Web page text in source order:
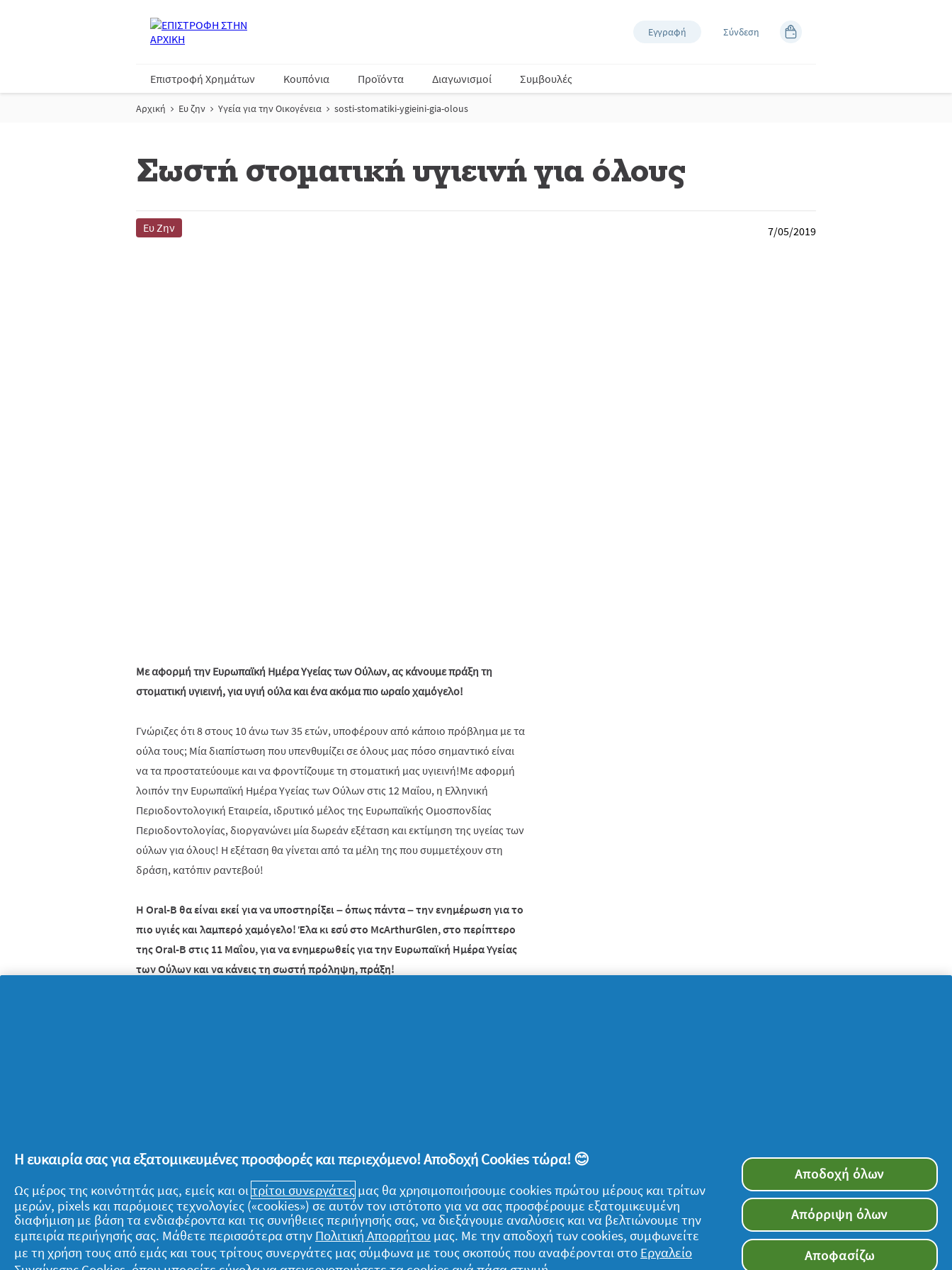
Εγγραφή Σύνδεση
Επιστροφή Χρημάτων Κουπόνια Προϊόντα Διαγωνισμοί Συμβουλές
Αρχική Ευ ζην Υγεία για την Οικογένεια sosti-stomatiki-ygieini-gia-olous
Σωστή στοματική υγιεινή για όλους
Ευ Ζην 7/05/2019
Με αφορμή την Ευρωπαϊκή Ημέρα Υγείας των Ούλων, ας κάνουμε πράξη τη
στοματική υγιεινή, για υγιή ούλα και ένα ακόμα πιο ωραίο χαμόγελο!
Γνώριζες ότι 8 στους 10 άνω των 35 ετών, υποφέρουν από κάποιο πρόβλημα με τα
ούλα τους; Μία διαπίστωση που υπενθυμίζει σε όλους μας πόσο σημαντικό είναι
να τα προστατεύουμε και να φροντίζουμε τη στοματική μας υγιεινή!Με αφορμή
λοιπόν την Ευρωπαϊκή Ημέρα Υγείας των Ούλων στις 12 Μαΐου, η Ελληνική
Περιοδοντολογική Εταιρεία, ιδρυτικό μέλος της Ευρωπαϊκής Ομοσπονδίας
Περιοδοντολογίας, διοργανώνει μία δωρεάν εξέταση και εκτίμηση της υγείας των
ούλων για όλους! Η εξέταση θα γίνεται από τα μέλη της που συμμετέχουν στη
δράση, κατόπιν ραντεβού!
Η Oral-B θα είναι εκεί για να υποστηρίξει – όπως πάντα – την ενημέρωση για το
πιο υγιές και λαμπερό χαμόγελο! Έλα κι εσύ στο McArthurGlen, στο περίπτερο
της Oral-B στις 11 Μαΐου, για να ενημερωθείς για την Ευρωπαϊκή Ημέρα Υγείας
των Ούλων και να κάνεις τη σωστή πρόληψη, πράξη!
Σχετικά με την P&G
Σχετικά με εμάς
Νομικά
Tα δεδομένα μου
Ακολουθήστε μας
Η ευκαιρία σας για εξατομικευμένες προσφορές και περιεχόμενο! Αποδοχή Cookies τώρα! 😊
Ως μέρος της κοινότητάς μας, εμείς και οιτρίτοι συνεργάτες μας θα χρησιμοποιήσουμε cookies πρώτου μέρους και τρίτων
μερών, pixels και παρόμοιες τεχνολογίες («cookies») σε αυτόν τον ιστότοπο για να σας προσφέρουμε εξατομικευμένη
διαφήμιση με βάση τα ενδιαφέροντα και τις συνήθειες περιήγησής σας, να διεξάγουμε αναλύσεις και να βελτιώνουμε την
εμπειρία περιήγησής σας. Μάθετε περισσότερα στην Πολιτική Απορρήτου μας. Με την αποδοχή των cookies, συμφωνείτε
με τη χρήση τους από εμάς και τους τρίτους συνεργάτες μας σύμφωνα με τους σκοπούς που αναφέρονται στο Εργαλείο
Αποδοχή όλων
Απόρριψη όλων
Αποφασίζω